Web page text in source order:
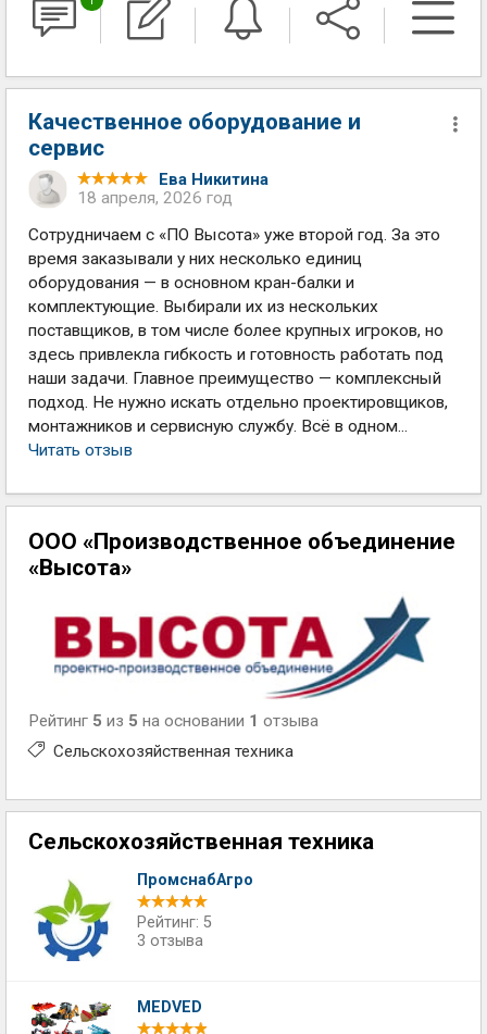
Качественное оборудование и
сервис
Ева Никитина
18 апреля, 2026 год
Сотрудничаем с «ПО Высота» уже второй год. За это
время заказывали у них несколько единиц
оборудования — в основном кран-балки и
комплектующие. Выбирали их из нескольких
поставщиков, в том числе более крупных игроков, но
здесь привлекла гибкость и готовность работать под
наши задачи. Главное преимущество — комплексный
подход. Не нужно искать отдельно проектировщиков,
монтажников и сервисную службу. Всё в одном...
Читать отзыв
ООО «Производственное объединение
«Высота»
Рейтинг 5 из 5 на основании 1 отзыва
Сельскохозяйственная техника
Сельскохозяйственная техника
ПромснабАгро
Рейтинг: 5
3 отзыва
MEDVED